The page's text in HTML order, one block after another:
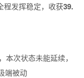
程发挥稳定，收获39.
本次状态未能延续，
端被动